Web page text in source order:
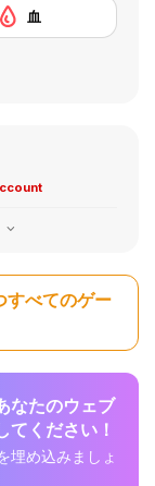
血
すべてのゲー
なたのウェブ
てください！
埋め込みましょ